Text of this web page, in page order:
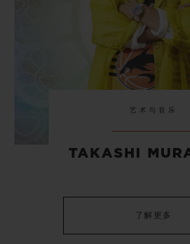
艺术与音乐
TAKASHI
了解更多